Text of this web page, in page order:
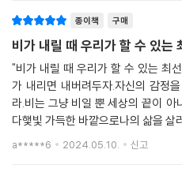
쏟아지는 ‘충격과 공포’의 뉴스가 우
의 성과주의가 외려 무력감을 불러일
한 시간에 쫓길 때, 나날이 무너지는
된 세상과의 소통 창구가 문득 감옥
리 마음의 명쾌하고 세심한 길잡이가
종이책 구매
비가 내릴 때 우리가 할 수 있는
"비가 내릴 때 우리가 할 수 있는 최
가 내리면 내버려두자.자신의 감정
라.비는 그냥 비일 뿐 세상의 끝이
다햋빛 가득한 바깥으로나의 삶을 살
a*****6 2024.05.10. 신고